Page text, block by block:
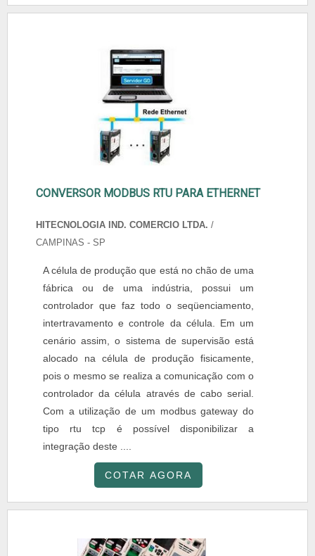
CONVERSOR MODBUS RTU PARA ETHERNET
HITECNOLOGIA IND. COMERCIO LTDA. /
CAMPINAS - SP
A célula de produção que está no chão de uma
fábrica ou de uma indústria, possui um
controlador que faz todo o seqüenciamento,
intertravamento e controle da célula. Em um
cenário assim, o sistema de supervisão está
alocado na célula de produção fisicamente,
pois o mesmo se realiza a comunicação com o
controlador da célula através de cabo serial.
Com a utilização de um modbus gateway do
tipo rtu tcp é possível disponibilizar a
integração deste ....
COTAR AGORA